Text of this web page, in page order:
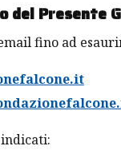
accademiche,
(che deve
deve
telematico
del Presente
fino ad